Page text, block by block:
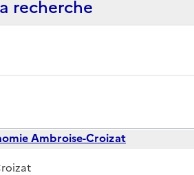
recherche
Ambroise-Croizat